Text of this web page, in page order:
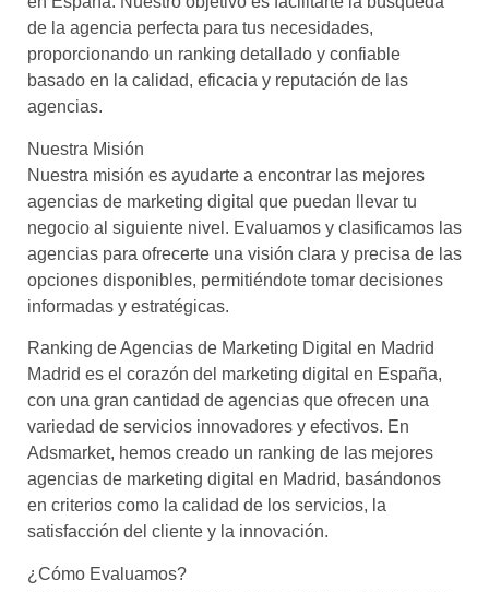
de la agencia perfecta para tus necesidades,
proporcionando un ranking detallado y confiable
basado en la calidad, eficacia y reputación de las
agencias.
Nuestra Misión
Nuestra misión es ayudarte a encontrar las mejores
agencias de marketing digital que puedan llevar tu
negocio al siguiente nivel. Evaluamos y clasificamos las
agencias para ofrecerte una visión clara y precisa de las
opciones disponibles, permitiéndote tomar decisiones
informadas y estratégicas.
Ranking de Agencias de Marketing Digital en Madrid
Madrid es el corazón del marketing digital en España,
con una gran cantidad de agencias que ofrecen una
variedad de servicios innovadores y efectivos. En
Adsmarket, hemos creado un ranking de las mejores
agencias de marketing digital en Madrid, basándonos
en criterios como la calidad de los servicios, la
satisfacción del cliente y la innovación.
¿Cómo Evaluamos?